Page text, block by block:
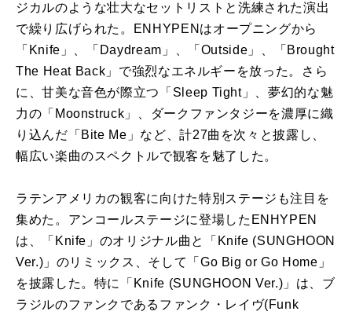
ジカルのような壮大なセットリストと洗練された演出
で繰り広げられた。ENHYPENはオープニングから
「Knife」、「Daydream」、「Outside」、「Brought
The Heat Back」で強烈なエネルギーを放った。さら
に、甘美な音色が際立つ「Sleep Tight」、夢幻的な魅
力の「Moonstruck」、ダークファンタジーを濃厚に織
り込んだ「Bite Me」など、計27曲を次々と披露し、
幅広い楽曲のスペクトルで観客を魅了した。
ラテンアメリカの観客に向けた特別ステージも注目を
集めた。アンコールステージに登場したENHYPEN
は、「Knife」のオリジナル曲と「Knife (SUNGHOON
Ver.)」のリミックス、そして「Go Big or Go Home」
を披露した。特に「Knife (SUNGHOON Ver.)」は、ブ
ラジルのファンクであるファンク・レイヴ(Funk